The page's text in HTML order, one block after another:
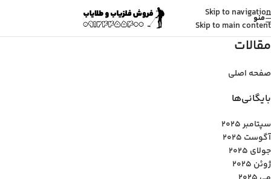
Skip to navigation
Skip to main content
منو
مقالات
صفحه اصلی
بایگانی‌ها
سپتامبر 2025
آگوست 2025
جولای 2025
ژوئن 2025